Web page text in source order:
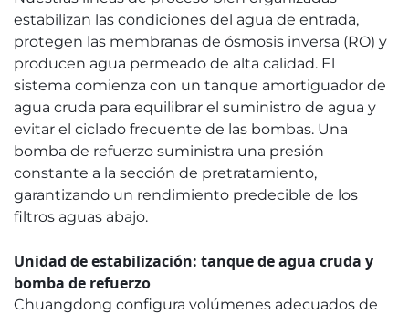
estabilizan las condiciones del agua de entrada,
protegen las membranas de ósmosis inversa (RO) y
producen agua permeado de alta calidad. El
sistema comienza con un tanque amortiguador de
agua cruda para equilibrar el suministro de agua y
evitar el ciclado frecuente de las bombas. Una
bomba de refuerzo suministra una presión
constante a la sección de pretratamiento,
garantizando un rendimiento predecible de los
filtros aguas abajo.
Unidad de estabilización: tanque de agua cruda y
bomba de refuerzo
Chuangdong configura volúmenes adecuados de